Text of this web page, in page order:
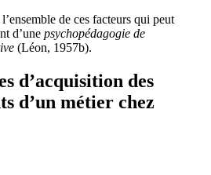
de ces facteurs qui peut
d’une psychopédagogie de
(Léon, 1957b).
d’acquisition des
d’un métier chez